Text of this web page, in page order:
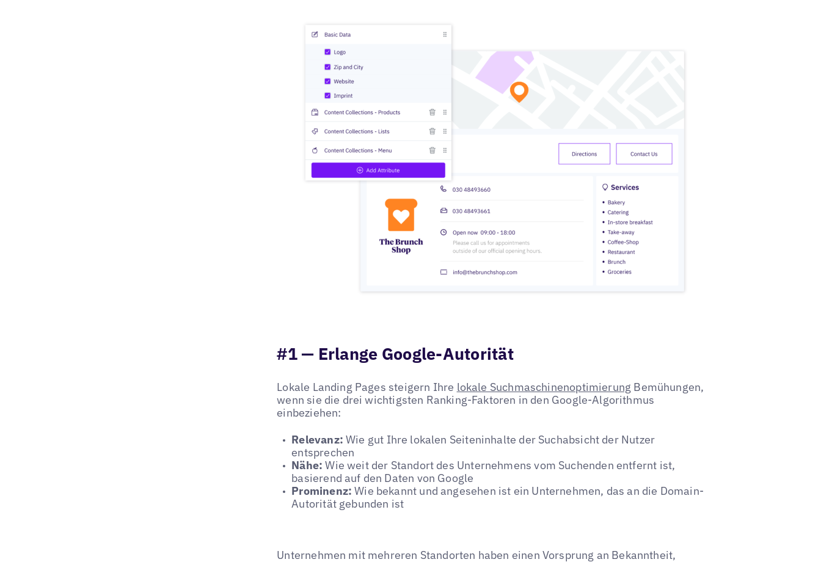
#1 — Erlange Google-Autorität
Lokale Landing Pages steigern Ihre lokale Suchmaschinenoptimierung Bemühungen,
wenn sie die drei wichtigsten Ranking-Faktoren in den Google-Algorithmus
einbeziehen:
Relevanz:Wie gut Ihre lokalen Seiteninhalte der Suchabsicht der Nutzer
entsprechen
Nähe:Wie weit der Standort des Unternehmens vom Suchenden entfernt ist,
basierend auf den Daten von Google
Prominenz:Wie bekannt und angesehen ist ein Unternehmen, das an die Domain-
Autorität gebunden ist
Unternehmen mit mehreren Standorten haben einen Vorsprung an Bekanntheit,